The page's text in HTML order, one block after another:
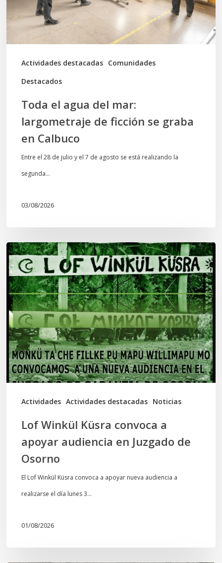
Actividades destacadas Comunidades
Destacados
de
ficción
se
graba
Toda el agua del mar:
largometraje de ficción se graba
en Calbuco
Entre el 28 de julio y el 7 de agosto se está realizando la
segunda…
03/08/2026
Actividades Actividades destacadas Noticias
Lof
Winkül
Küsra
convoca
a
apoyar
audiencia
en
Juzgado
Lof Winkül Küsra convoca a
apoyar audiencia en Juzgado de
Osorno
El Lof Winkül Küsra convoca a apoyar nueva audiencia a
realizarse el día lunes 3…
01/08/2026